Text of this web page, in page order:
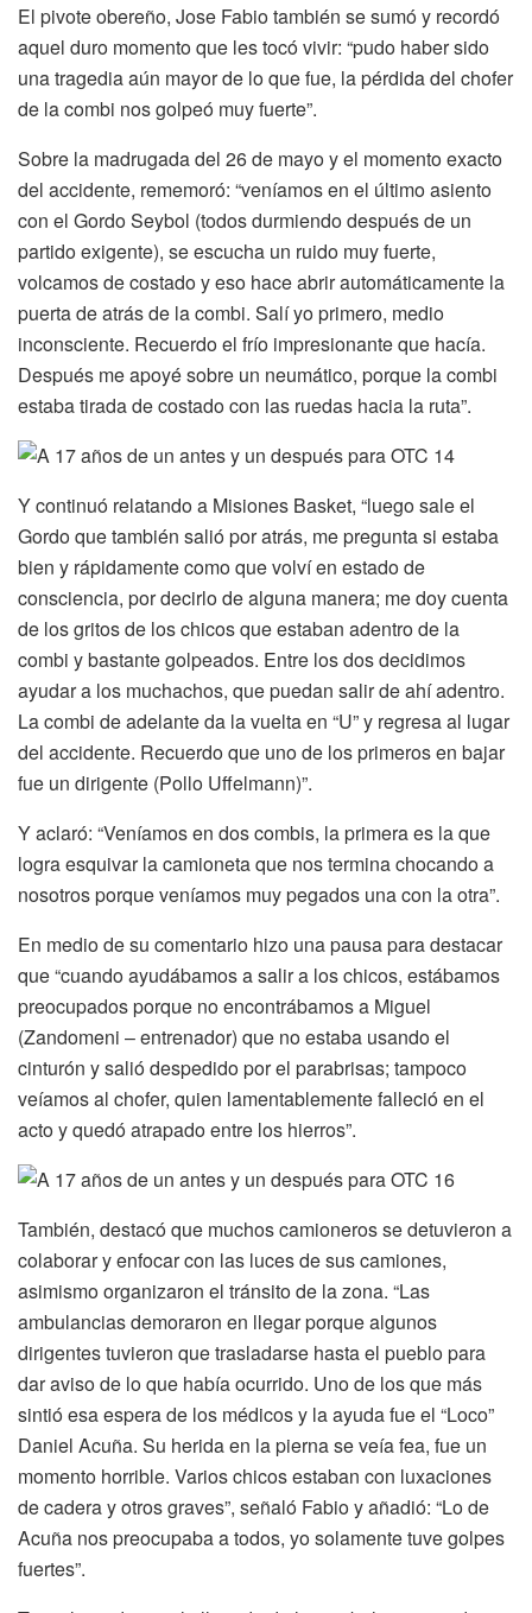
El pivote obereño, Jose Fabio también se sumó y recordó
aquel duro momento que les tocó vivir: “pudo haber sido
una tragedia aún mayor de lo que fue, la pérdida del chofer
de la combi nos golpeó muy fuerte”.
Sobre la madrugada del 26 de mayo y el momento exacto
del accidente, rememoró: “veníamos en el último asiento
con el Gordo Seybol (todos durmiendo después de un
partido exigente), se escucha un ruido muy fuerte,
volcamos de costado y eso hace abrir automáticamente la
puerta de atrás de la combi. Salí yo primero, medio
inconsciente. Recuerdo el frío impresionante que hacía.
Después me apoyé sobre un neumático, porque la combi
estaba tirada de costado con las ruedas hacia la ruta”.
Y continuó relatando a Misiones Basket, “luego sale el
Gordo que también salió por atrás, me pregunta si estaba
bien y rápidamente como que volví en estado de
consciencia, por decirlo de alguna manera; me doy cuenta
de los gritos de los chicos que estaban adentro de la
combi y bastante golpeados. Entre los dos decidimos
ayudar a los muchachos, que puedan salir de ahí adentro.
La combi de adelante da la vuelta en “U” y regresa al lugar
del accidente. Recuerdo que uno de los primeros en bajar
fue un dirigente (Pollo Uffelmann)”.
Y aclaró: “Veníamos en dos combis, la primera es la que
logra esquivar la camioneta que nos termina chocando a
nosotros porque veníamos muy pegados una con la otra”.
En medio de su comentario hizo una pausa para destacar
que “cuando ayudábamos a salir a los chicos, estábamos
preocupados porque no encontrábamos a Miguel
(Zandomeni – entrenador) que no estaba usando el
cinturón y salió despedido por el parabrisas; tampoco
veíamos al chofer, quien lamentablemente falleció en el
acto y quedó atrapado entre los hierros”.
También, destacó que muchos camioneros se detuvieron a
colaborar y enfocar con las luces de sus camiones,
asimismo organizaron el tránsito de la zona. “Las
ambulancias demoraron en llegar porque algunos
dirigentes tuvieron que trasladarse hasta el pueblo para
dar aviso de lo que había ocurrido. Uno de los que más
sintió esa espera de los médicos y la ayuda fue el “Loco”
Daniel Acuña. Su herida en la pierna se veía fea, fue un
momento horrible. Varios chicos estaban con luxaciones
de cadera y otros graves”, señaló Fabio y añadió: “Lo de
Acuña nos preocupaba a todos, yo solamente tuve golpes
fuertes”.